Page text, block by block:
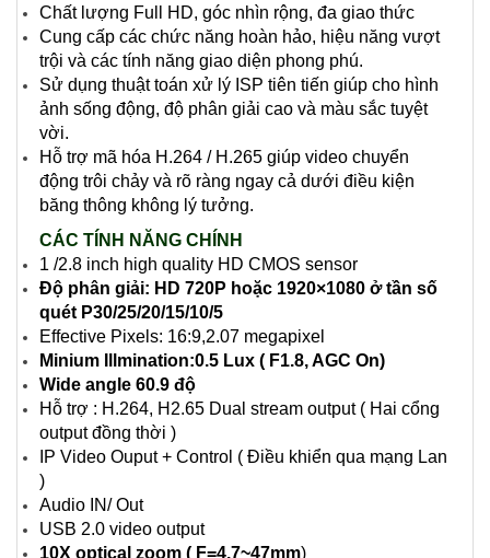
Chất lượng Full HD, góc nhìn rộng, đa giao thức
Cung cấp các chức năng hoàn hảo, hiệu năng vượt
trội và các tính năng giao diện phong phú.
Sử dụng thuật toán xử lý ISP tiên tiến giúp cho hình
ảnh sống động, độ phân giải cao và màu sắc tuyệt
vời.
Hỗ trợ mã hóa H.264 / H.265 giúp video chuyển
động trôi chảy và rõ ràng ngay cả dưới điều kiện
băng thông không lý tưởng.
CÁC TÍNH NĂNG CHÍNH
1 /2.8 inch high quality HD CMOS sensor
Độ phân giải: HD 720P hoặc 1920×1080 ở tần số
quét P30/25/20/15/10/5
Effective Pixels: 16:9,2.07 megapixel
Minium Illmination:0.5 Lux ( F1.8, AGC On)
Wide angle 60.9 độ
Hỗ trợ : H.264, H2.65 Dual stream output ( Hai cổng
output đồng thời )
IP Video Ouput + Control ( Điều khiển qua mạng Lan
)
Audio IN/ Out
USB 2.0 video output
10X optical zoom ( F=4.7~47mm)